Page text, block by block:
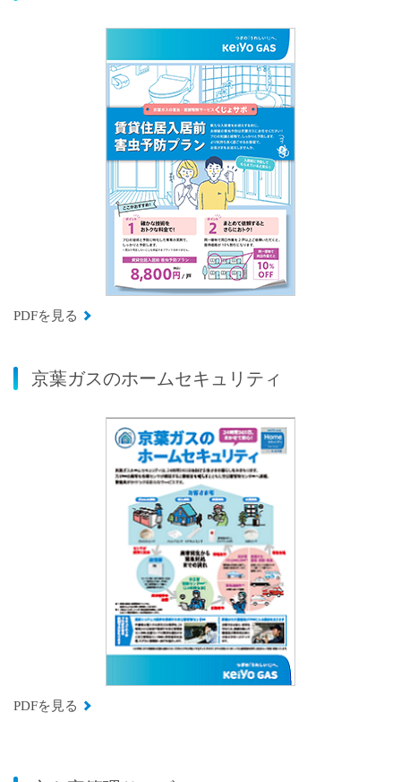
PDFを見る
京葉ガスのホームセキュリティ
PDFを見る